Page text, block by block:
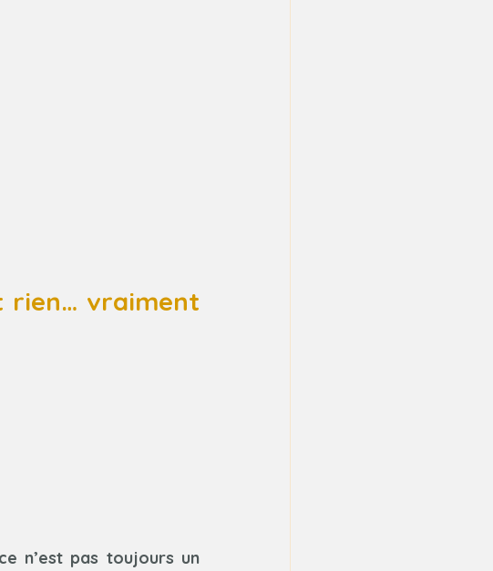
rien… vraiment
n’est pas toujours un